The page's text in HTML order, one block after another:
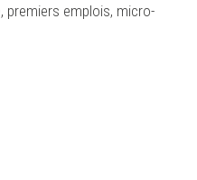
premiers emplois, micro-